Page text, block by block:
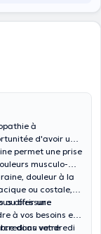
à
d'avoir une
permet une prise
musculo-
douleur à la
ou costale,
ou blessure
offrir une
à vos besoins et
dans votre
au vendredi